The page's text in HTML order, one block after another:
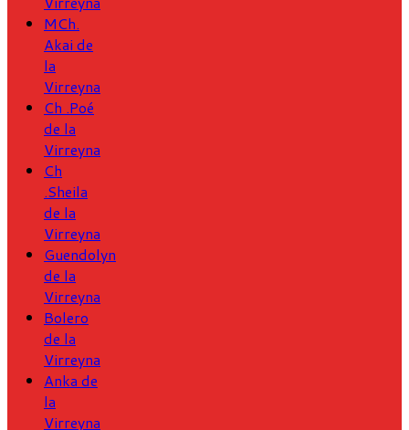
MCh.
Akai de
la
Virreyna
Ch .Poé
de la
Virreyna
Ch
.Sheila
de la
Virreyna
Guendolyn
de la
Virreyna
Bolero
de la
Virreyna
Anka de
la
Virreyna